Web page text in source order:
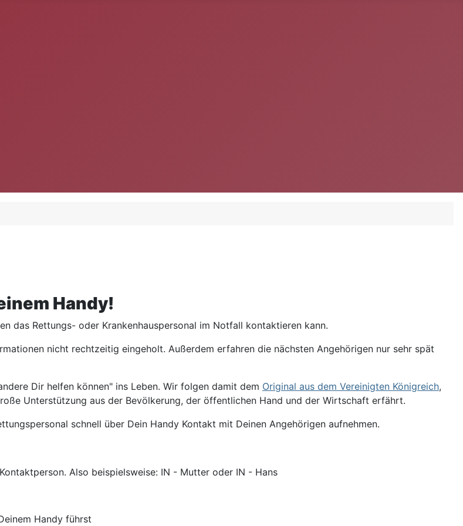
Handy!
das Rettungs- oder Krankenhauspersonal im Notfall kontaktieren kann.
nicht rechtzeitig eingeholt. Außerdem erfahren die nächsten Angehörigen nur sehr spät
Dir helfen können" ins Leben. Wir folgen damit dem Original aus dem Vereinigten Königreich,
Unterstützung aus der Bevölkerung, der öffentlichen Hand und der Wirtschaft erfährt.
schnell über Dein Handy Kontakt mit Deinen Angehörigen aufnehmen.
Also beispielsweise: IN - Mutter oder IN - Hans
Handy führst